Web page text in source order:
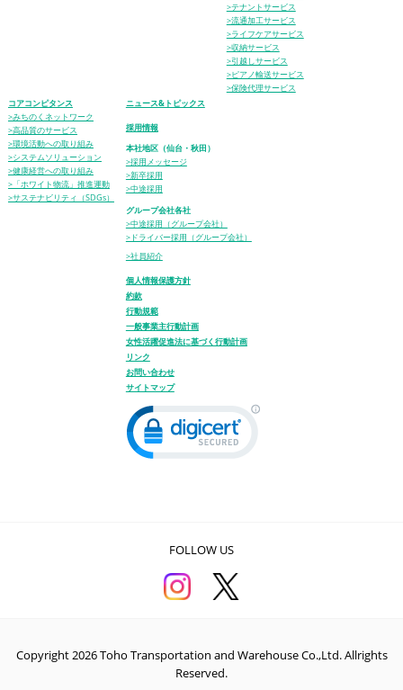
>テナントサービス
>流通加工サービス
>ライフケアサービス
>収納サービス
>引越しサービス
>ピアノ輸送サービス
>保険代理サービス
コアコンピタンス
>みちのくネットワーク
>高品質のサービス
>環境活動への取り組み
>システムソリューション
>健康経営への取り組み
>「ホワイト物流」推進運動
>サステナビリティ（SDGs）
ニュース&トピックス
採用情報
本社地区（仙台・秋田）
>採用メッセージ
>新卒採用
>中途採用
グループ会社各社
>中途採用（グループ会社）
>ドライバー採用（グループ会社）
>社員紹介
個人情報保護方針
約款
行動規範
一般事業主行動計画
女性活躍促進法に基づく行動計画
リンク
お問い合わせ
サイトマップ
FOLLOW US
Copyright 2026 Toho Transportation and Warehouse Co.,Ltd. Allrights
Reserved.